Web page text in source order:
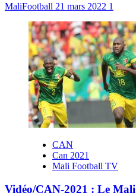
MaliFootball 21 mars 2022 1
CAN
Can 2021
Mali Football TV
Vidéo/CAN-2021 : Le